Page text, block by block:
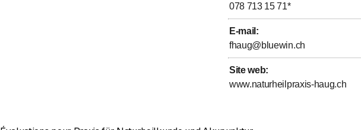
078 713 15 71*
E-mail :
fhaug@bluewin.ch
Site web:
www.naturheilpraxis-haug.ch